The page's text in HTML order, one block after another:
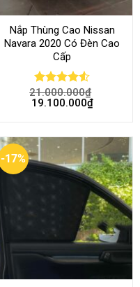
Nắp Thùng Cao Nissan
Navara 2020 Có Đèn Cao
Cấp
Rated4.52
out of 5
21.000.000₫
19.100.000₫
-17%